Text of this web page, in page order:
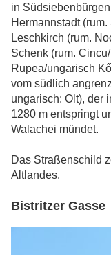
in
Hermannstadt
Leschkirch (rum.
Schenk (rum.
Rupea/ungarisch
vom südlich
ungarisch: Olt), der
1280 m entspringt
Walachei mündet.
Das Straßenschild
Altlandes.
Bistritzer Gasse